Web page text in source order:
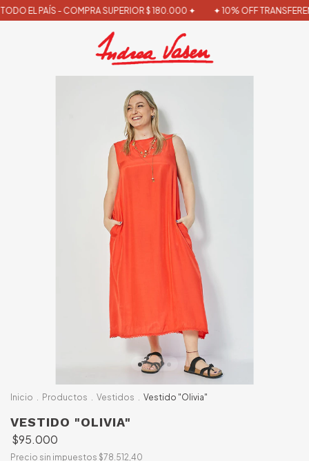
EL PAÍS - COMPRA SUPERIOR $ 180.000 ✦ ✦ 10% OFF
Inicio . Productos . Vestidos . Vestido "Olivia"
VESTIDO "OLIVIA"
$95.000
Precio sin impuestos $78.512,40